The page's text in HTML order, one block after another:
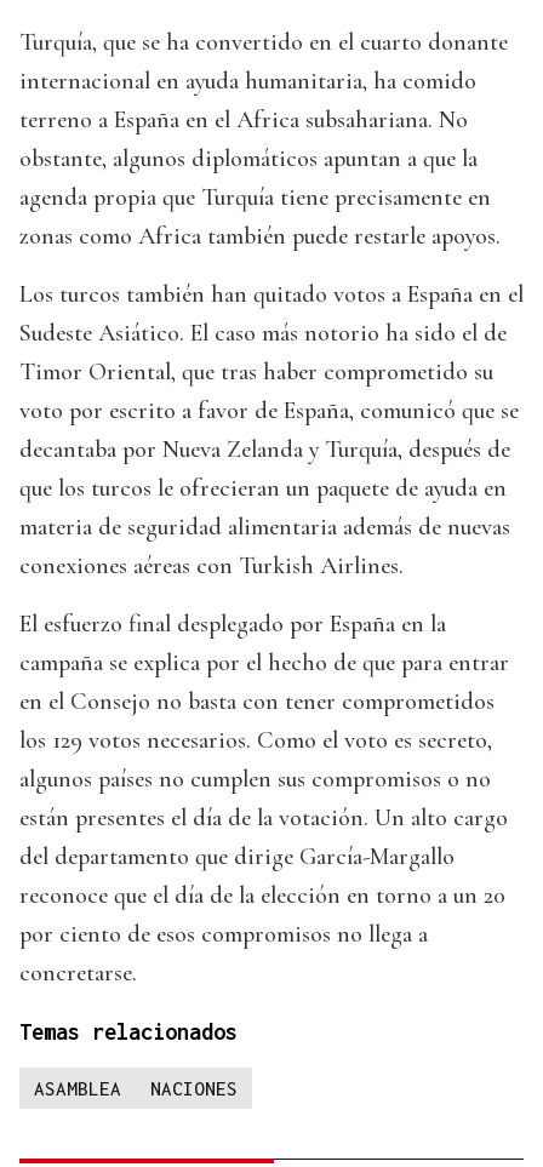
Turquía, que se ha convertido en el cuarto donante
internacional en ayuda humanitaria, ha comido
terreno a España en el Africa subsahariana. No
obstante, algunos diplomáticos apuntan a que la
agenda propia que Turquía tiene precisamente en
zonas como Africa también puede restarle apoyos.
Los turcos también han quitado votos a España en el
Sudeste Asiático. El caso más notorio ha sido el de
Timor Oriental, que tras haber comprometido su
voto por escrito a favor de España, comunicó que se
decantaba por Nueva Zelanda y Turquía, después de
que los turcos le ofrecieran un paquete de ayuda en
materia de seguridad alimentaria además de nuevas
conexiones aéreas con Turkish Airlines.
El esfuerzo final desplegado por España en la
campaña se explica por el hecho de que para entrar
en el Consejo no basta con tener comprometidos
los 129 votos necesarios. Como el voto es secreto,
algunos países no cumplen sus compromisos o no
están presentes el día de la votación. Un alto cargo
del departamento que dirige García-Margallo
reconoce que el día de la elección en torno a un 20
por ciento de esos compromisos no llega a
concretarse.
Temas relacionados
ASAMBLEA NACIONES